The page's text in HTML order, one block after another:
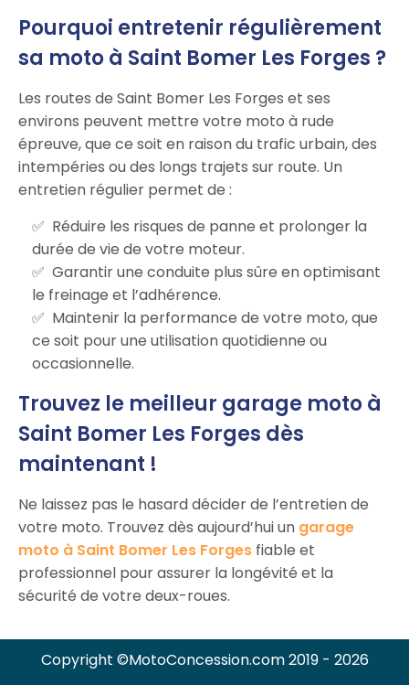
Pourquoi entretenir régulièrement
sa moto à Saint Bomer Les Forges ?
Les routes de Saint Bomer Les Forges et ses
environs peuvent mettre votre moto à rude
épreuve, que ce soit en raison du trafic urbain, des
intempéries ou des longs trajets sur route. Un
entretien régulier permet de :
Réduire les risques de panne et prolonger la
durée de vie de votre moteur.
Garantir une conduite plus sûre en optimisant
le freinage et l’adhérence.
Maintenir la performance de votre moto, que
ce soit pour une utilisation quotidienne ou
occasionnelle.
Trouvez le meilleur garage moto à
Saint Bomer Les Forges dès
maintenant !
Ne laissez pas le hasard décider de l’entretien de
votre moto. Trouvez dès aujourd’hui un garage
moto à Saint Bomer Les Forges fiable et
professionnel pour assurer la longévité et la
sécurité de votre deux-roues.
Copyright ©MotoConcession.com 2019 - 2026